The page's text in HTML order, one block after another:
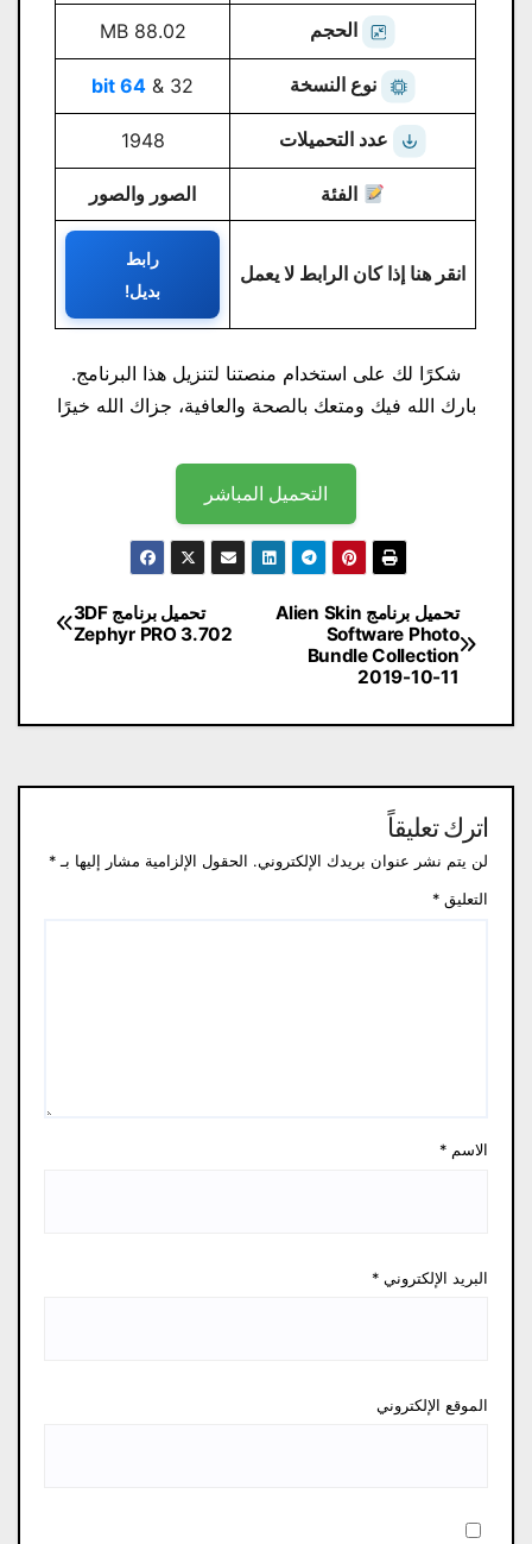
الحجم 88.02 MB
نوع النسخة 32 &
64 bit
عدد التحميلات 1948
الفئة الصور والصور
انقر هنا إذا كان الرابط لا يعمل
رابط
بديل!
شكرًا لك على استخدام منصتنا لتنزيل هذا البرنامج.
بارك الله فيك ومتعك بالصحة والعافية، جزاك الله خيرًا
التحميل المباشر
تصفّح
المقالات
تحميل برنامج 3DF
Zephyr PRO 3.702
تحميل برنامج Alien Skin
Software Photo
Bundle Collection
2019-10-11
اترك تعليقاً
لن يتم نشر عنوان بريدك الإلكتروني. الحقول الإلزامية مشار إليها بـ *
التعليق *
الاسم *
البريد الإلكتروني *
الموقع الإلكتروني